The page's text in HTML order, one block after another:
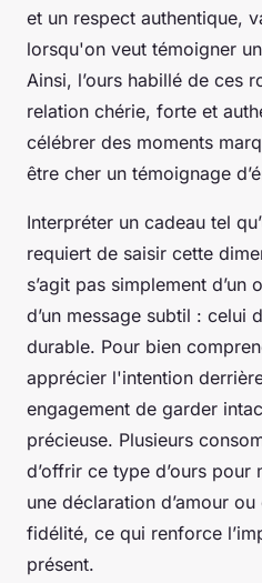
et un respect authentique,
lorsqu'on veut témoigner
Ainsi, l’ours habillé de ces
relation chérie, forte et
célébrer des moments
être cher un témoignage
Interpréter un cadeau tel
requiert de saisir cette
s’agit pas simplement
d’un message subtil : celui
durable. Pour bien
apprécier l'intention
engagement de garder
précieuse. Plusieurs
d’offrir ce type d’ours pour
une déclaration d’amour
fidélité, ce qui renforce
présent.